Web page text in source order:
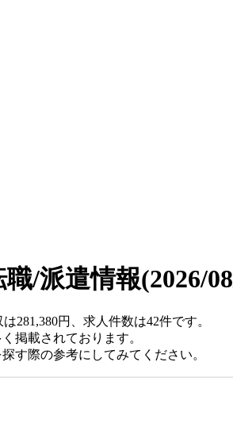
/派遣情報(2026/
281,380円、求人件数は42件です。
掲載されております。
す際の参考にしてみてください。